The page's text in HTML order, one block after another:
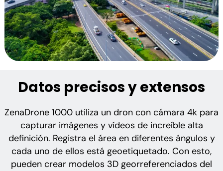
Datos precisos y extensos
ZenaDrone 1000 utiliza un dron con cámara 4k para
capturar imágenes y vídeos de increíble alta
definición. Registra el área en diferentes ángulos y
cada uno de ellos está geoetiquetado. Con esto,
pueden crear modelos 3D georreferenciados del